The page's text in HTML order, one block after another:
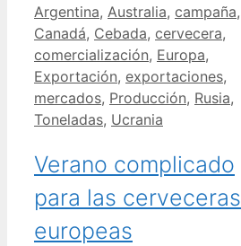
Argentina, Australia, campaña,
Canadá, Cebada, cervecera,
comercialización, Europa,
Exportación, exportaciones,
mercados, Producción, Rusia,
Toneladas, Ucrania
Verano complicado
para las cerveceras
europeas